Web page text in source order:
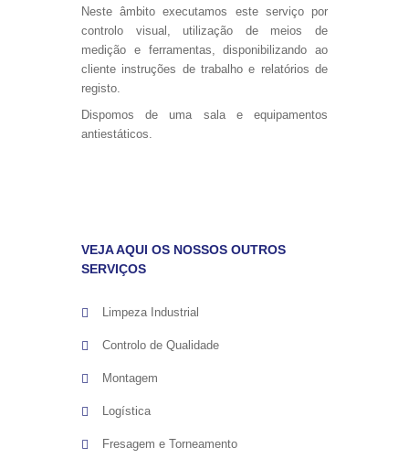
Neste âmbito executamos este serviço por
controlo visual, utilização de meios de
medição e ferramentas, disponibilizando ao
cliente instruções de trabalho e relatórios de
registo.
Dispomos de uma sala e equipamentos
antiestáticos.
VEJA AQUI OS NOSSOS OUTROS
SERVIÇOS
Limpeza Industrial
Controlo de Qualidade
Montagem
Logística
Fresagem e Torneamento